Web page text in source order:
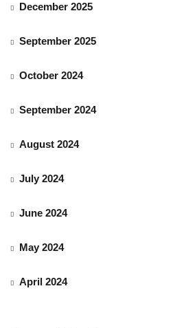
December 2025
September 2025
October 2024
September 2024
August 2024
July 2024
June 2024
May 2024
April 2024